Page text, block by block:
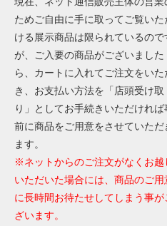
ためご自由に手に取ってご覧いた
ける展示商品は限られているので
が、ご入要の商品がございました
ら、カートに入れてご注文をいた
き、お支払い方法を「店頭受け取
り」としてお手続きいただければ
前に商品をご用意をさせていただ
ます。
※ネットからのご注文がなくお越
いただいた場合には、商品のご用
に長時間お待たせしてしまう事が
ざいます。